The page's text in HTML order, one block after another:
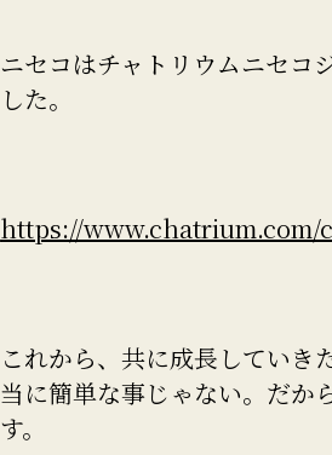
ニセコはチャトリウムニセコ
した。
https://www.chatrium.com/
これから、共に成長していき
当に簡単な事じゃない。だか
す。